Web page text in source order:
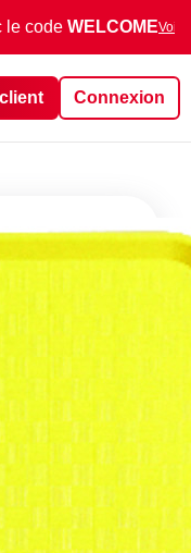
le code WELCOMEVoir
Connexion